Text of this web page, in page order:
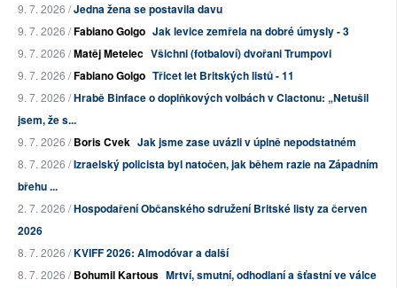
9. 7. 2026 /Jedna žena se postavila davu
9. 7. 2026 /Fabiano Golgo Jak levice zemřela na dobré úmysly - 3
9. 7. 2026 /Matěj Metelec Všichni (fotbaloví) dvořani Trumpovi
9. 7. 2026 /Fabiano Golgo Třicet let Britských listů - 11
9. 7. 2026 /Hrabě Binface o doplňkových volbách v Clactonu: „Netušil
jsem, že s...
9. 7. 2026 /Boris Cvek Jak jsme zase uvázli v úplně nepodstatném
8. 7. 2026 /Izraelský policista byl natočen, jak během razie na Západním
břehu ...
2. 7. 2026 /Hospodaření Občanského sdružení Britské listy za červen
2026
8. 7. 2026 /KVIFF 2026: Almodóvar a další
8. 7. 2026 /Bohumil Kartous Mrtví, smutní, odhodlaní a šťastní ve válce